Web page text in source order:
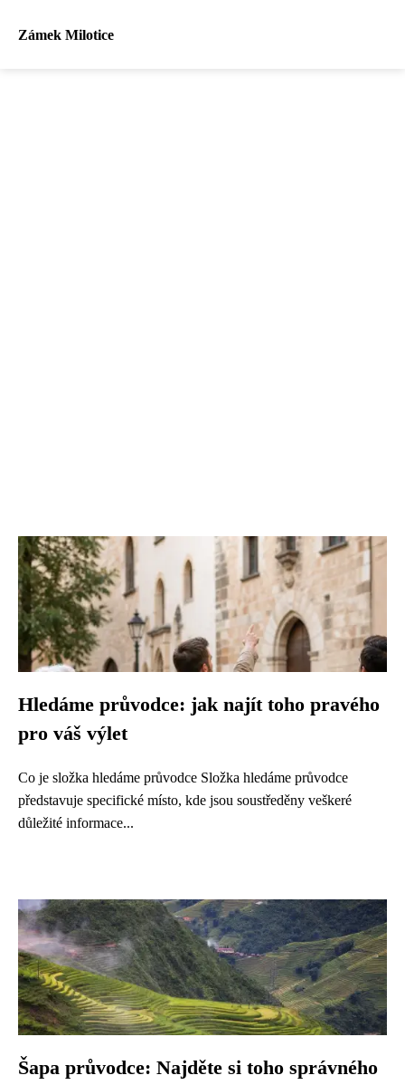
Zámek Milotice
Hledáme průvodce: jak najít toho pravého
pro váš výlet
Co je složka hledáme průvodce Složka hledáme průvodce
představuje specifické místo, kde jsou soustředěny veškeré
důležité informace...
Šapa průvodce: Najděte si toho správného